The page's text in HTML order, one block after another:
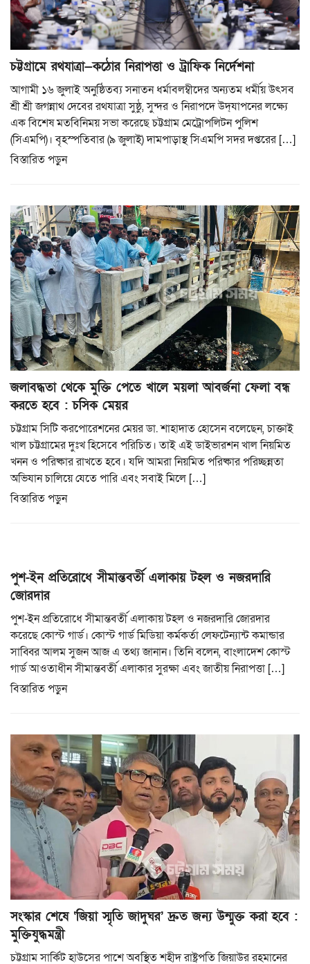
চট্টগ্রামে রথযাত্রা—কঠোর নিরাপত্তা ও ট্রাফিক নির্দেশনা
আগামী ১৬ জুলাই অনুষ্ঠিতব্য সনাতন ধর্মাবলম্বীদের অন্যতম ধর্মীয় উৎসব
শ্রী শ্রী জগন্নাথ দেবের রথযাত্রা সুষ্ঠু, সুন্দর ও নিরাপদে উদ্‌যাপনের লক্ষ্যে
এক বিশেষ মতবিনিময় সভা করেছে চট্টগ্রাম মেট্রোপলিটন পুলিশ
(সিএমপি)। বৃহস্পতিবার (৯ জুলাই) দামপাড়াস্থ সিএমপি সদর দপ্তরের […]
বিস্তারিত পড়ুন
জলাবদ্ধতা থেকে মুক্তি পেতে খালে ময়লা আবর্জনা ফেলা বন্ধ
করতে হবে : চসিক মেয়র
চট্টগ্রাম সিটি করপোরেশনের মেয়র ডা. শাহাদাত হোসেন বলেছেন, চাক্তাই
খাল চট্টগ্রামের দুঃখ হিসেবে পরিচিত। তাই এই ডাইভারশন খাল নিয়মিত
খনন ও পরিষ্কার রাখতে হবে। যদি আমরা নিয়মিত পরিষ্কার পরিচ্ছন্নতা
অভিযান চালিয়ে যেতে পারি এবং সবাই মিলে […]
বিস্তারিত পড়ুন
পুশ-ইন প্রতিরোধে সীমান্তবর্তী এলাকায় টহল ও নজরদারি
জোরদার
পুশ-ইন প্রতিরোধে সীমান্তবর্তী এলাকায় টহল ও নজরদারি জোরদার
করেছে কোস্ট গার্ড। কোস্ট গার্ড মিডিয়া কর্মকর্তা লেফটেন্যান্ট কমান্ডার
সাব্বির আলম সুজন আজ এ তথ্য জানান। তিনি বলেন, বাংলাদেশ কোস্ট
গার্ড আওতাধীন সীমান্তবর্তী এলাকার সুরক্ষা এবং জাতীয় নিরাপত্তা […]
বিস্তারিত পড়ুন
সংস্কার শেষে ‘জিয়া স্মৃতি জাদুঘর’ দ্রুত জন্য উন্মুক্ত করা হবে :
মুক্তিযুদ্ধমন্ত্রী
চট্টগ্রাম সার্কিট হাউসের পাশে অবস্থিত শহীদ রাষ্ট্রপতি জিয়াউর রহমানের